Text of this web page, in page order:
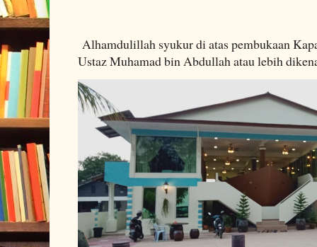
Alhamdulillah syukur di atas pembukaan
Ustaz Muhamad bin Abdullah atau lebih